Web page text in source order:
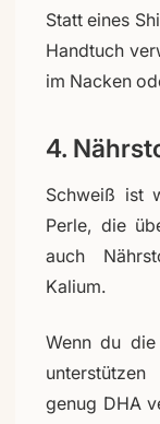
Statt eines
Handtuch
im Nacken
4.
Schweiß ist
Perle, die
auch
Kalium.
Wenn du die
genug DHA